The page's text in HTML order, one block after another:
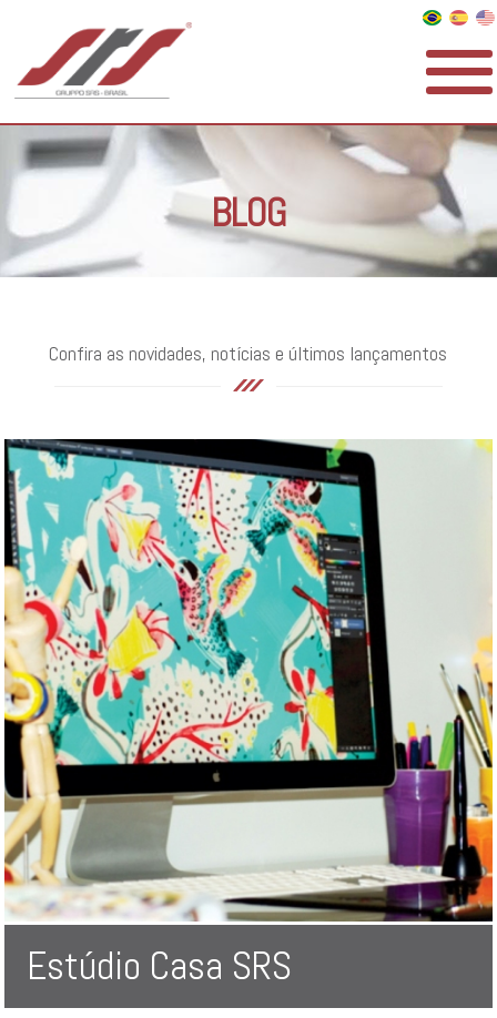
BLOG
Confira as novidades, notícias e últimos lançamentos
Estúdio Casa SRS